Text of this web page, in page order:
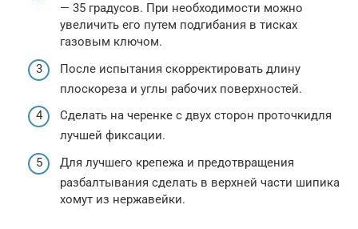
— 35 градусов. При необходимости можно
увеличить его путем подгибания в тисках
газовым ключом.
После испытания скорректировать длину
плоскореза и углы рабочих поверхностей.
Сделать на черенке с двух сторон проточкидля
лучшей фиксации.
Для лучшего крепежа и предотвращения
разбалтывания сделать в верхней части шипика
хомут из нержавейки.